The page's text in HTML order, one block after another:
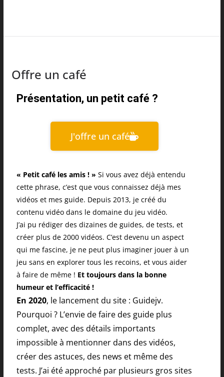
Offre un café
Présentation, un petit café ?
J'offre un café
« Petit café les amis ! » Si vous avez déjà entendu
cette phrase, c’est que vous connaissez déjà mes
vidéos et mes guide. Depuis 2013, je créé du
contenu vidéo dans le domaine du jeu vidéo.
J’ai pu rédiger des dizaines de guides, de tests, et
créer plus de 2000 vidéos. C’est devenu un aspect
qui me fascine, je ne peut plus imaginer jouer à un
jeu sans en explorer tous les recoins, et vous aider
à faire de même ! Et toujours dans la bonne
humeur et l’efficacité !
En 2020, le lancement du site : Guidejv.
Pourquoi ? L’envie de faire des guide plus
complet, avec des détails importants
impossible à mentionner dans des vidéos,
créer des astuces, des news et même des
tests. J’ai été approché par plusieurs gros sites